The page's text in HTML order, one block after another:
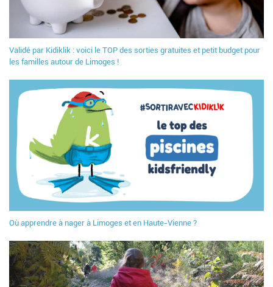
Validé par Kidiklik : voici le TOP des sorties gratuites et petit budget pour
les familles autour de Limoges !
Où apprendre à nager à Limoges et en Haute-Vienne ?